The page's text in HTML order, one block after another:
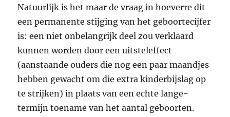
Natuurlijk is het maar de vraag in hoeverre dit
een permanente stijging van het geboortecijfer
is: een niet onbelangrijk deel zou verklaard
kunnen worden door een uitsteleffect
(aanstaande ouders die nog een paar maandjes
hebben gewacht om die extra kinderbijslag op
te strijken) in plaats van een echte lange-
termijn toename van het aantal geboorten.